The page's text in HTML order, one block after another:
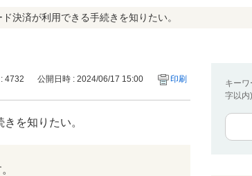
決済が利用できる手続きを知りたい。
キー
字以内)
4732 公開日時 : 2024/06/17 15:00 印刷
を知りたい。